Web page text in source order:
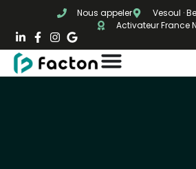
Nous appeler
Vesoul ·
Activateur France